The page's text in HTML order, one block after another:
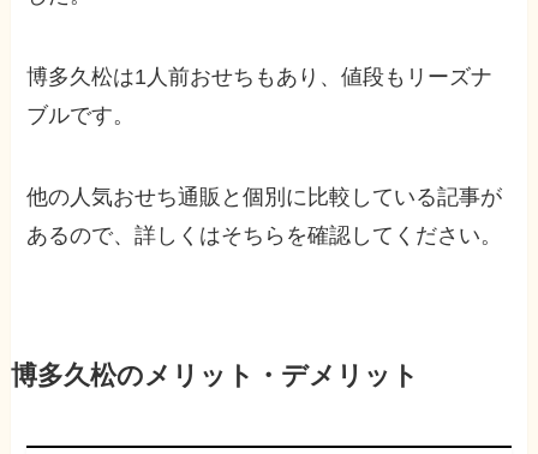
博多久松は1人前おせちもあり、値段もリーズナ
ブルです。
他の人気おせち通販と個別に比較している記事が
あるので、詳しくはそちらを確認してください。
博多久松のメリット・デメリット